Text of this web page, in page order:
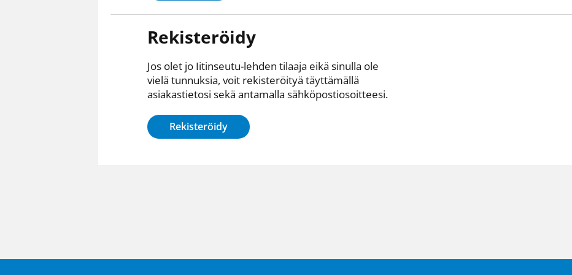
Rekisteröidy
Jos olet jo Iitinseutu-lehden tilaaja eikä sinulla ole
vielä tunnuksia, voit rekisteröityä täyttämällä
asiakastietosi sekä antamalla sähkö­posti­osoitteesi.
Rekisteröidy